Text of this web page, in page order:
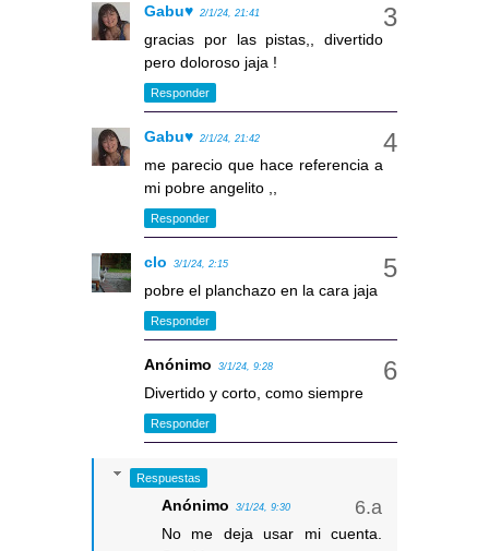
Gabu♥ 2/1/24, 21:41
gracias por las pistas,, divertido
pero doloroso jaja !
Responder
Gabu♥ 2/1/24, 21:42
me parecio que hace referencia a
mi pobre angelito ,,
Responder
clo 3/1/24, 2:15
pobre el planchazo en la cara jaja
Responder
Anónimo 3/1/24, 9:28
Divertido y corto, como siempre
Responder
Respuestas
Anónimo 3/1/24, 9:30
No me deja usar mi cuenta.